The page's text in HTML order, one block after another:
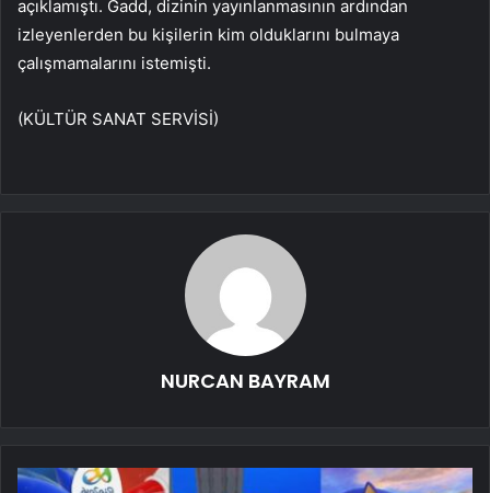
açıklamıştı. Gadd, dizinin yayınlanmasının ardından
izleyenlerden bu kişilerin kim olduklarını bulmaya
çalışmamalarını istemişti.
(KÜLTÜR SANAT SERVİSİ)
NURCAN BAYRAM